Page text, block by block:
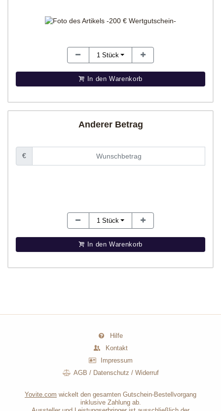
1 Stück
In den Warenkorb
Anderer Betrag
€
1 Stück
In den Warenkorb
Hilfe
Kontakt
Impressum
AGB / Datenschutz /Widerruf
Yovite.com wickelt den gesamten Gutschein-Bestellvorgang
inklusive Zahlung ab.